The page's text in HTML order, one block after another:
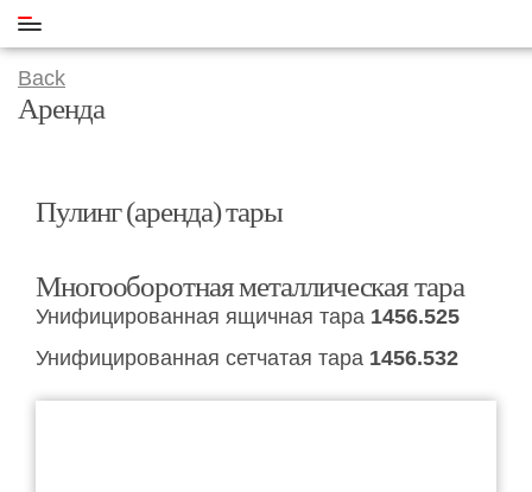
Back
Аренда
Пулинг (аренда) тары
Многооборотная металлическая тара
Унифицированная ящичная тара 1456.525
Унифицированная сетчатая тара 1456.532